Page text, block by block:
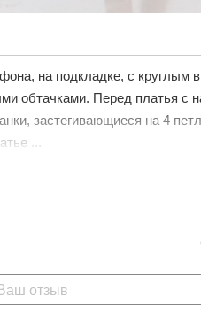
на подкладке, с круглым
обтачками. Перед платья с
застегивающиеся на 4
...
Ваш отзыв